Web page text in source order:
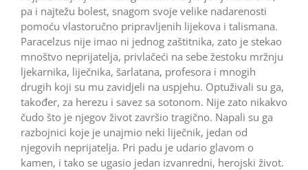
pa i najtežu bolest, snagom svoje velike nadarenosti
pomoću vlastoručno pripravljenih lijekova i talismana.
Paracelzus nije imao ni jednog zaštitnika, zato je stekao
mnoštvo neprijatelja, privlačeći na sebe žestoku mržnju
ljekarnika, liječnika, šarlatana, profesora i mnogih
drugih koji su mu zavidjeli na uspjehu. Optuživali su ga,
također, za herezu i savez sa sotonom. Nije zato nikakvo
čudo što je njegov život završio tragično. Napali su ga
razbojnici koje je unajmio neki liječnik, jedan od
njegovih neprijatelja. Pri padu je udario glavom o
kamen, i tako se ugasio jedan izvanredni, herojski život.